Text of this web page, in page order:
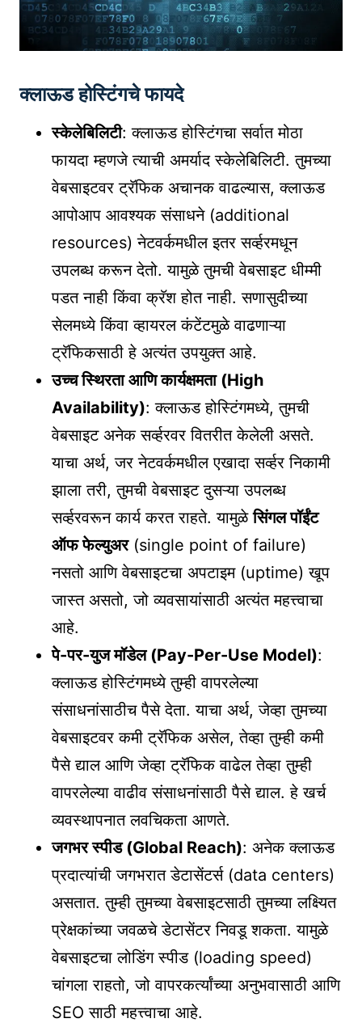
क्लाऊड होस्टिंगचे फायदे
स्केलेबिलिटी: क्लाऊड होस्टिंगचा सर्वात मोठा
फायदा म्हणजे त्याची अमर्याद स्केलेबिलिटी. तुमच्या
वेबसाइटवर ट्रॅफिक अचानक वाढल्यास, क्लाऊड
आपोआप आवश्यक संसाधने (additional
resources) नेटवर्कमधील इतर सर्व्हरमधून
उपलब्ध करून देतो. यामुळे तुमची वेबसाइट धीम्मी
पडत नाही किंवा क्रॅश होत नाही. सणासुदीच्या
सेलमध्ये किंवा व्हायरल कंटेंटमुळे वाढणाऱ्या
ट्रॅफिकसाठी हे अत्यंत उपयुक्त आहे.
उच्च स्थिरता आणि कार्यक्षमता (High
Availability): क्लाऊड होस्टिंगमध्ये, तुमची
वेबसाइट अनेक सर्व्हरवर वितरीत केलेली असते.
याचा अर्थ, जर नेटवर्कमधील एखादा सर्व्हर निकामी
झाला तरी, तुमची वेबसाइट दुसऱ्या उपलब्ध
सर्व्हरवरून कार्य करत राहते. यामुळेसिंगल पॉईंट
ऑफ फेल्युअर(single point of failure)
नसतो आणि वेबसाइटचा अपटाइम (uptime) खूप
जास्त असतो, जो व्यवसायांसाठी अत्यंत महत्त्वाचा
आहे.
पे-पर-युज मॉडेल (Pay-Per-Use Model):
क्लाऊड होस्टिंगमध्ये तुम्ही वापरलेल्या
संसाधनांसाठीच पैसे देता. याचा अर्थ, जेव्हा तुमच्या
वेबसाइटवर कमी ट्रॅफिक असेल, तेव्हा तुम्ही कमी
पैसे द्याल आणि जेव्हा ट्रॅफिक वाढेल तेव्हा तुम्ही
वापरलेल्या वाढीव संसाधनांसाठी पैसे द्याल. हे खर्च
व्यवस्थापनात लवचिकता आणते.
जगभर स्पीड (Global Reach): अनेक क्लाऊड
प्रदात्यांची जगभरात डेटासेंटर्स (data centers)
असतात. तुम्ही तुमच्या वेबसाइटसाठी तुमच्या लक्ष्यित
प्रेक्षकांच्या जवळचे डेटासेंटर निवडू शकता. यामुळे
वेबसाइटचा लोडिंग स्पीड (loading speed)
चांगला राहतो, जो वापरकर्त्यांच्या अनुभवासाठी आणि
SEO साठी महत्त्वाचा आहे.